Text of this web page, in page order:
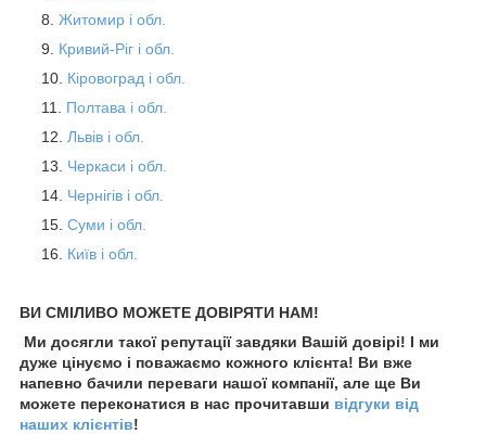
Житомир і обл.
Кривий-Ріг і обл.
Кіровоград і обл.
Полтава і обл.
Львів і обл.
Черкаси і обл.
Чернігів і обл.
Суми і обл.
Київ і обл.
ВИ СМІЛИВО МОЖЕТЕ ДОВІРЯТИ НАМ!
Ми досягли такої репутації завдяки Вашій довірі! І ми
дуже цінуємо і поважаємо кожного клієнта! Ви вже
напевно бачили переваги нашої компанії, але ще Ви
можете переконатися в нас прочитавши відгуки від
наших клієнтів!